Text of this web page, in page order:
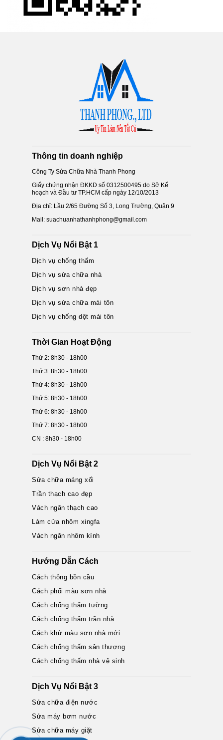
Thông tin doanh nghiệp
Công Ty Sửa Chữa Nhà Thanh Phong
Giấy chứng nhận ĐKKD số 0312500495 do Sở Kế
hoạch và Đầu tư TP.HCM cấp ngày 12/10/2013
Địa chỉ: Lầu 2/65 Đường Số 3, Long Trường, Quận 9
Mail: suachuanhathanhphong@gmail.com
Dịch Vụ Nổi Bật 1
Dịch vụ chống thấm
Dịch vụ sửa chữa nhà
Dịch vụ sơn nhà đẹp
Dịch vụ sửa chữa mái tôn
Dịch vụ chống dột mái tôn
Thời Gian Hoạt Động
Thứ 2: 8h30 - 18h00
Thứ 3: 8h30 - 18h00
Thứ 4: 8h30 - 18h00
Thứ 5: 8h30 - 18h00
Thứ 6: 8h30 - 18h00
Thứ 7: 8h30 - 18h00
CN : 8h30 - 18h00
Dịch Vụ Nổi Bật 2
Sửa chữa máng xối
Trần thạch cao đẹp
Vách ngăn thạch cao
Làm cửa nhôm xingfa
Vách ngăn nhôm kính
Hướng Dẫn Cách
Cách thông bồn cầu
Cách phối màu sơn nhà
Cách chống thấm tường
Cách chống thấm trần nhà
Cách khử màu sơn nhà mới
Cách chống thấm sân thượng
Cách chống thấm nhà vệ sinh
Dịch Vụ Nổi Bật 3
Sửa chữa điện nước
Sửa máy bơm nước
Sửa chữa máy giặt